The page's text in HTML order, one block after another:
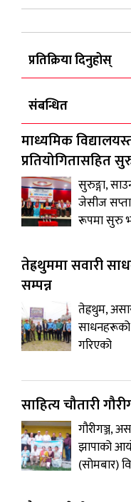
प्रतिक्रिया दिनुहोस्
संबन्धित
माध्यमिक
प्रतियोगितासहित
सुरुङ्गा,
जेसीज
रूपमा सुरु
तेह्रथुममा सवारी
सम्पन्न
तेह्रथुम,
साधनहरूको
गरिएको
साहित्य चौतारी
गौरीगञ्ज,
झापाको
(सोमबार)